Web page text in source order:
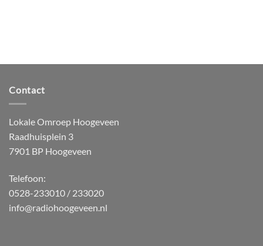
Contact
Lokale Omroep Hoogeveen
Raadhuisplein 3
7901 BP Hoogeveen
Telefoon:
0528-233010 / 233020
info@radiohoogeveen.nl